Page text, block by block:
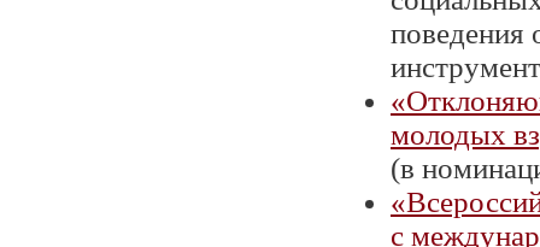
поведения
молодых
(в
с